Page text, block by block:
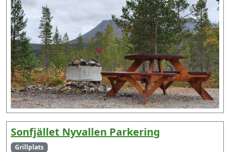
Sonfjället Nyvallen Parkering
Grillplats